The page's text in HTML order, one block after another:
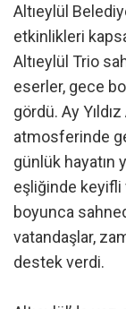
Altıeylül
etkinlikleri
Altıeylül Trio
eserler, gece
gördü. Ay
atmosferinde
günlük hayatın
eşliğinde keyifli
boyunca
vatandaşlar,
destek verdi.